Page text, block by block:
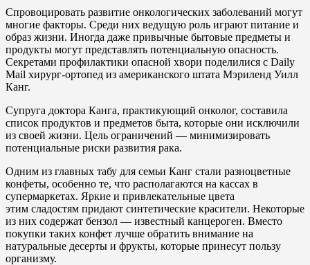
Спровоцировать развитие онкологических заболеваний могут
многие факторы. Среди них ведущую роль играют питание и
образ жизни. Иногда даже привычные бытовые предметы и
продукты могут представлять потенциальную опасность.
Секретами профилактики опасной хвори поделилися с Daily
Mail хирург-ортопед из американского штата Мэриленд Уилл
Канг.
Супруга доктора Канга, практикующий онколог, составила
список продуктов и предметов быта, которые они исключили
из своей жизни. Цель ограничений — минимизировать
потенциальные риски развития рака.
Одним из главных табу для семьи Канг стали разноцветные
конфеты, особенно те, что располагаются на кассах в
супермаркетах. Яркие и привлекательные цвета
этим сладостям придают синтетические красители. Некоторые
из них содержат бензол — известный канцероген. Вместо
покупки таких конфет лучше обратить внимание на
натуральные десерты и фрукты, которые принесут пользу
организму.